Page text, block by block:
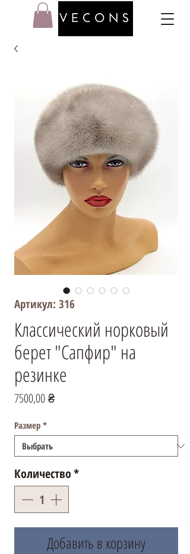
Артикул: 316
Классический норковый
берет "Сапфир" на
резинке
7500,00 ₴Цена
Размер *
Количество*
Добавить в корзину